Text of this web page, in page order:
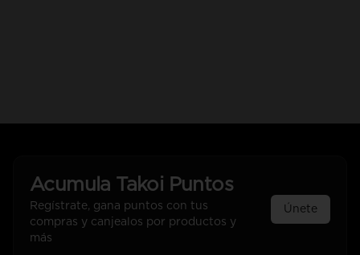
Acumula Takoi Puntos
Regístrate, gana puntos con tus
compras y canjealos por productos y
más
Únete